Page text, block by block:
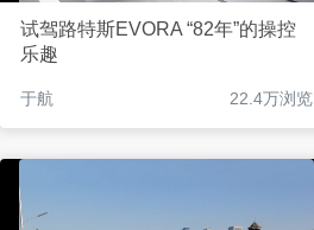
试驾路特斯EVORA “82年”的操控
乐趣
于航 22.4万浏览